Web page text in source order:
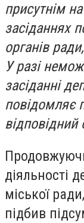
присутнім
засіданнях
органів
У разі
засіданні
повідомляє
відповідний
діяльності
міської
підбив